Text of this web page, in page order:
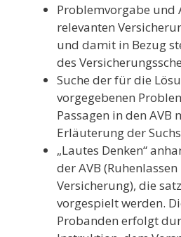
Problemvorgabe und
relevanten
und damit in Bezug
des
Suche der für die
vorgegebenen
Passagen in den
Erläuterung der
„Lautes Denken“
der AVB
Versicherung), die
vorgespielt werden.
Probanden erfolgt